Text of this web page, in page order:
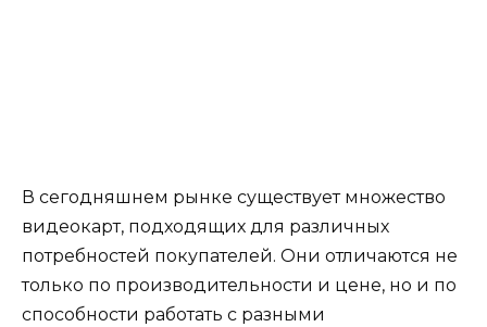
В сегодняшнем рынке существует множество
видеокарт, подходящих для различных
потребностей покупателей. Они отличаются не
только по производительности и цене, но и по
способности работать с разными